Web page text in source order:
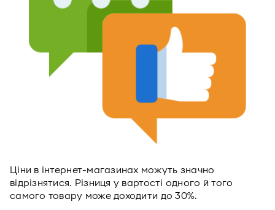
Ціни в інтернет-магазинах можуть значно
відрізнятися. Різниця у вартості одного й того
самого товару може доходити до 30%.